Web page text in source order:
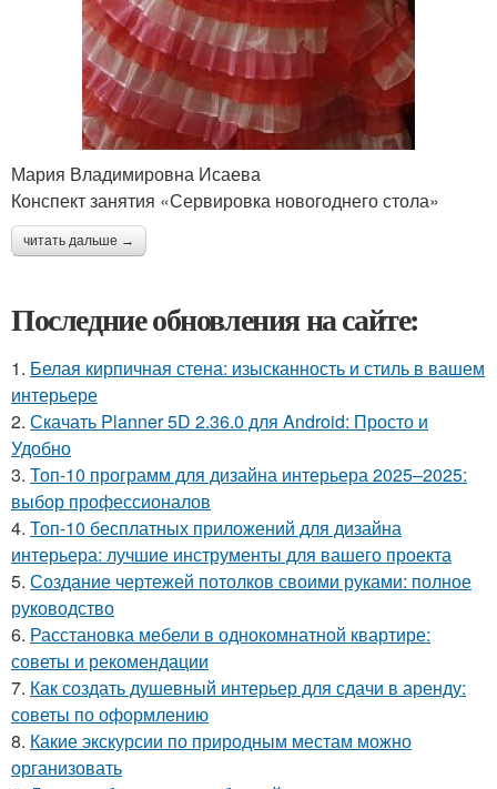
Мария Владимировна Исаева
Конспект занятия «Сервировка новогоднего стола»
читать дальше →
Последние обновления на сайте:
1. Белая кирпичная стена: изысканность и стиль в вашем
интерьере
2. Скачать Planner 5D 2.36.0 для Android: Просто и
Удобно
3. Топ-10 программ для дизайна интерьера 2025–2025:
выбор профессионалов
4. Топ-10 бесплатных приложений для дизайна
интерьера: лучшие инструменты для вашего проекта
5. Создание чертежей потолков своими руками: полное
руководство
6. Расстановка мебели в однокомнатной квартире:
советы и рекомендации
7. Как создать душевный интерьер для сдачи в аренду:
советы по оформлению
8. Какие экскурсии по природным местам можно
организовать